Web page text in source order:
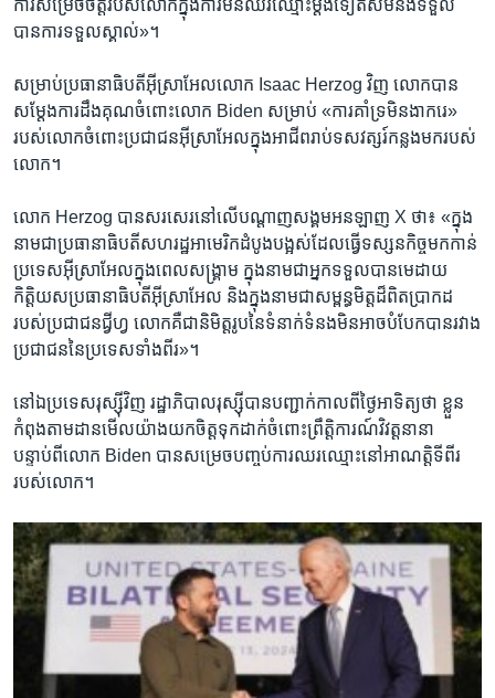
ការ​សម្រេចចិត្ត​របស់​លោក​ក្នុងការ​មិន​ឈរ​ឈ្មោះ​ម្ដង​ទៀត​សម​នឹង​ទទួល​
បាន​ការ​ទទួលស្គាល់»។
សម្រាប់​ប្រធានាធិបតី​អ៊ីស្រាអែល​លោក Isaac Herzog វិញ លោក​បាន​
សម្ដែង​ការ​ដឹងគុណ​ចំពោះ​លោក Biden សម្រាប់ «ការ​គាំទ្រ​មិន​ងាករេ»
របស់​លោក​ចំពោះ​ប្រជាជន​អ៊ីស្រាអែល​ក្នុង​អាជីព​រាប់​ទសវត្សរ៍​កន្លង​មក​របស់​
លោក។
លោក Herzog បាន​សរសេរ​នៅលើ​បណ្ដាញ​សង្គម​អនឡាញ X ថា៖ «ក្នុង​
នាម​ជា​ប្រធានាធិបតី​សហរដ្ឋ​អាមេរិក​ដំបូង​បង្អស់​ដែល​ធ្វើ​ទស្សនកិច្ច​មកកាន់​
ប្រទេស​អ៊ីស្រាអែល​ក្នុង​ពេល​សង្គ្រាម ក្នុង​នាម​ជា​អ្នក​ទទួល​បាន​មេដាយ​
កិត្តិយស​ប្រធានាធិបតី​អ៊ីស្រាអែល និង​ក្នុង​នាម​ជា​សម្ពន្ធមិត្ត​ដ៏​ពិត​ប្រាកដ​
របស់​ប្រជាជន​ជ្វីហ្វ លោក​គឺជា​និមិត្តរូប​នៃ​ទំនាក់ទំនង​មិន​អាច​បំបែក​បាន​រវាង​
ប្រជាជន​នៃ​ប្រទេស​ទាំងពីរ»។
នៅ​ឯ​ប្រទេស​រុស្ស៊ី​វិញ រដ្ឋាភិបាល​រុស្ស៊ី​បាន​បញ្ជាក់​កាលពី​ថ្ងៃ​អាទិត្យ​ថា ខ្លួន​
កំពុង​តាមដាន​មើល​យ៉ាង​យកចិត្ត​ទុកដាក់​ចំពោះ​ព្រឹត្តិការណ៍​វិវត្ត​នានា​
បន្ទាប់ពី​លោក Biden បាន​សម្រេច​បញ្ចប់​ការ​ឈរ​ឈ្មោះ​នៅ​អាណត្តិ​ទី​ពីរ​
របស់​លោក។